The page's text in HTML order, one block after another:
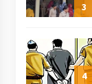
3
4